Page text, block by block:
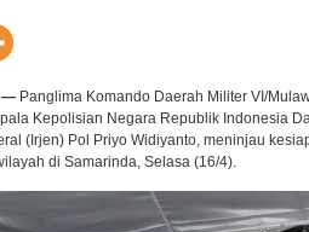
— Panglima Komando Daerah Militer VI/
Kepolisian Negara Republik Indonesia
(Irjen) Pol Priyo Widiyanto, meninjau
di Samarinda, Selasa (16/4).